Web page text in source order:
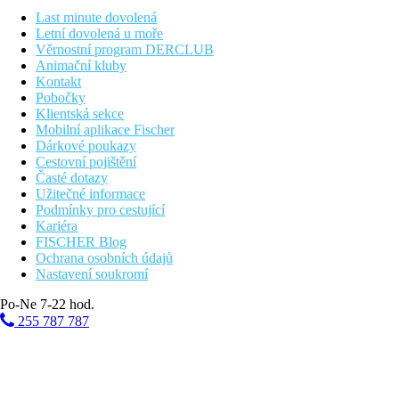
Fotogalerie
Last minute dovolená
Letní dovolená u moře
Věrnostní program DERCLUB
Animační kluby
Kontakt
Pobočky
Klientská sekce
Mobilní aplikace Fischer
Dárkové poukazy
Cestovní pojištění
Časté dotazy
Užitečné informace
Podmínky pro cestující
Kariéra
FISCHER Blog
Ochrana osobních údajů
Nastavení soukromí
Po-Ne 7-22 hod.
255 787 787